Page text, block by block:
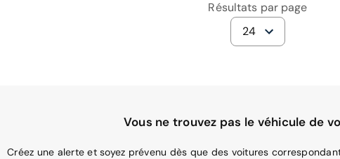
Résultats par page
24
Vous ne trouvez pas le véhicule de
Créez une alerte et soyez prévenu dès que des voitures